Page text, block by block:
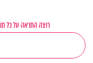
רוצה התראה על כל